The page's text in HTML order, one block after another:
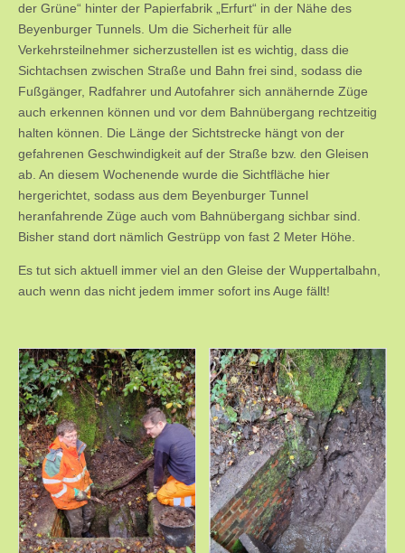
der Grüne“ hinter der Papierfabrik „Erfurt“ in der Nähe des
Beyenburger Tunnels. Um die Sicherheit für alle
Verkehrsteilnehmer sicherzustellen ist es wichtig, dass die
Sichtachsen zwischen Straße und Bahn frei sind, sodass die
Fußgänger, Radfahrer und Autofahrer sich annähernde Züge
auch erkennen können und vor dem Bahnübergang rechtzeitig
halten können. Die Länge der Sichtstrecke hängt von der
gefahrenen Geschwindigkeit auf der Straße bzw. den Gleisen
ab. An diesem Wochenende wurde die Sichtfläche hier
hergerichtet, sodass aus dem Beyenburger Tunnel
heranfahrende Züge auch vom Bahnübergang sichbar sind.
Bisher stand dort nämlich Gestrüpp von fast 2 Meter Höhe.
Es tut sich aktuell immer viel an den Gleise der Wuppertalbahn,
auch wenn das nicht jedem immer sofort ins Auge fällt!